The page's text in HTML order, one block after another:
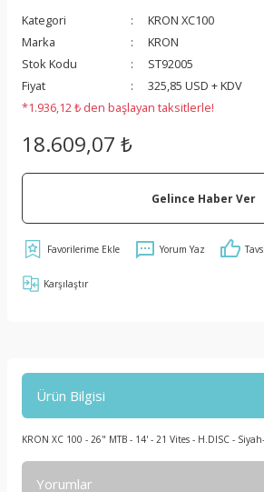
Kategori
KRON XC100
Marka
KRON
Stok Kodu
ST92005
Fiyat
325,85 USD + KDV
*1.936,12 ₺ den başlayan taksitlerle!
18.609,07 ₺
Gelince Haber Ver
Yorum Yaz
Karşılaştır
Ürün Bilgisi
KRON XC 100 - 26" MTB - 14' - 21 Vites - H.DISC -
Yorumlar